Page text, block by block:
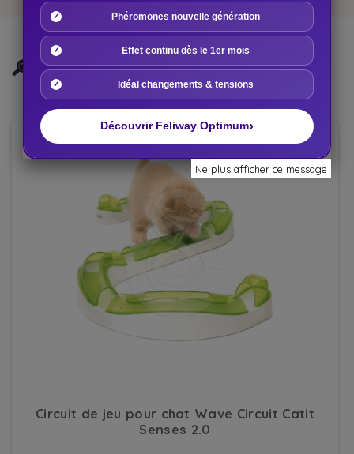
PLACE DES VÉTOS VOUS CONSEILLE
ÉGALEMENT
Circuit de jeu pour chat Wave Circuit Catit
Senses 2.0
Phéromones nouvelle génération
Effet continu dès le 1er mois
Idéal changements & tensions
Découvrir Feliway Optimum›
Ne plus afficher ce message